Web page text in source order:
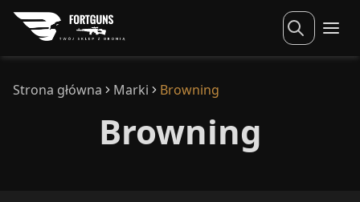
Strona główna Marki Browning
Browning